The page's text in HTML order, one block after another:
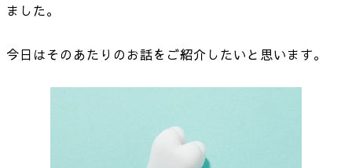
ました。
今日はそのあたりのお話をご紹介したいと思います。